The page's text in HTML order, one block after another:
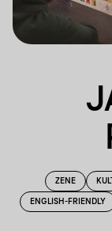
ZENE
ENGLISH-FRIENDLY